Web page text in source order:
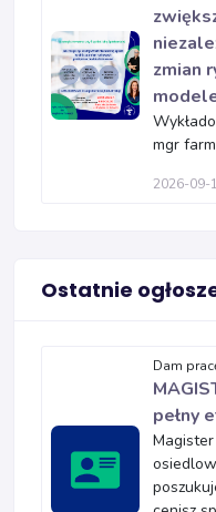
zmian
mgr
2026-09-
Ostatnie
Dam
pełny